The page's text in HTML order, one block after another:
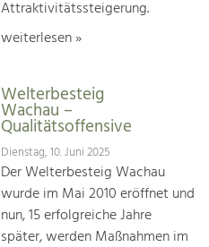
Attraktivitätssteigerung.
weiterlesen »
Welterbesteig
Wachau –
Qualitätsoffensive
Dienstag, 10. Juni 2025
Der Welterbesteig Wachau
wurde im Mai 2010 eröffnet und
nun, 15 erfolgreiche Jahre
später, werden Maßnahmen im